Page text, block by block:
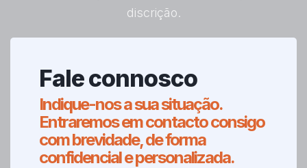
discrição.
Fale connosco
Indique-nos a sua situação.
Entraremos em contacto consigo
com brevidade, de forma
confidencial e personalizada.